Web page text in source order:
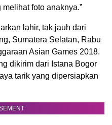
foto anaknya.”
lahir, tak jauh dari
Sumatera Selatan, Rabu
Asian Games 2018.
dikirim dari Istana Bogor
tarik yang dipersiapkan